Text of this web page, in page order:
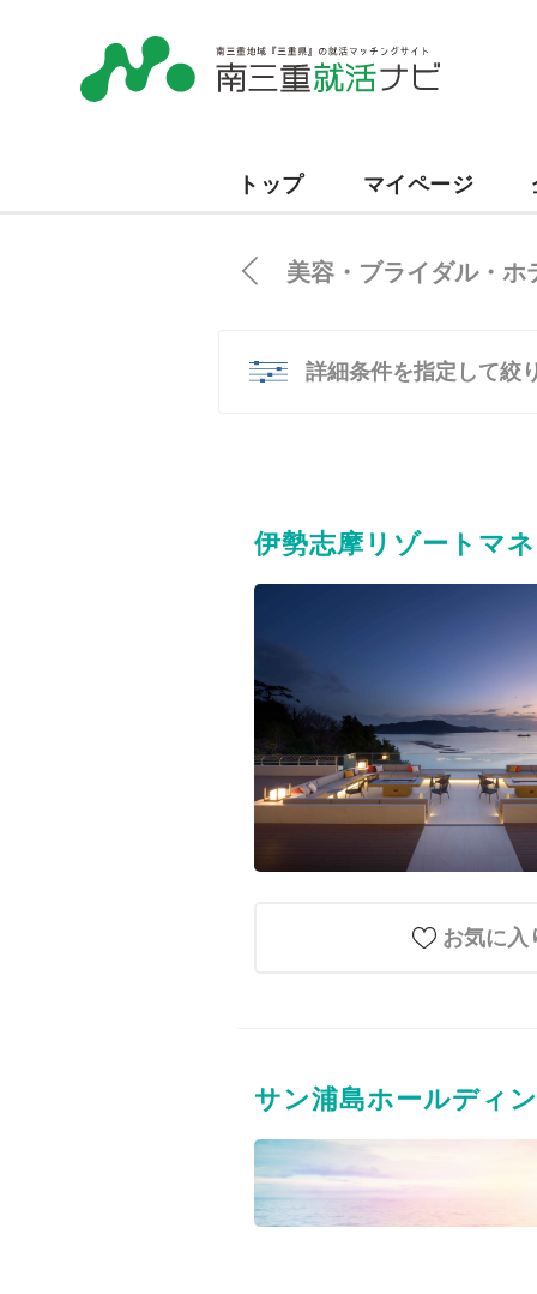
トップ マイページ
美容・ブライダル・ホ
詳細条件を指定して絞
伊勢志摩リゾートマ
お気に入
サン浦島ホールディ